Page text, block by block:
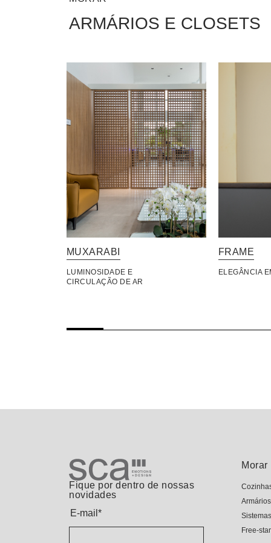
ARMÁRIOS E CLOSETS
MUXARABI
LUMINOSIDADE E
CIRCULAÇÃO DE AR
FRAME
ELEGÂNCIA
Fique por dentro de nossas
novidades
E-mail *
Morar
Sistemas
Free-